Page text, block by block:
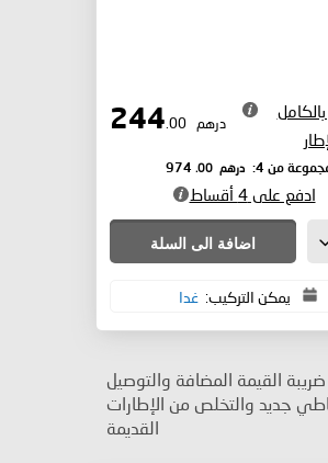
درهم .00
من 4: درهم 974
.00
ادفع على 4 أقساط
اضافة الى السلة
يمكن التركيب: غدا
ضريبة القيمة المضافة والتوصيل
جديد والتخلص من الإطارات
القديمة